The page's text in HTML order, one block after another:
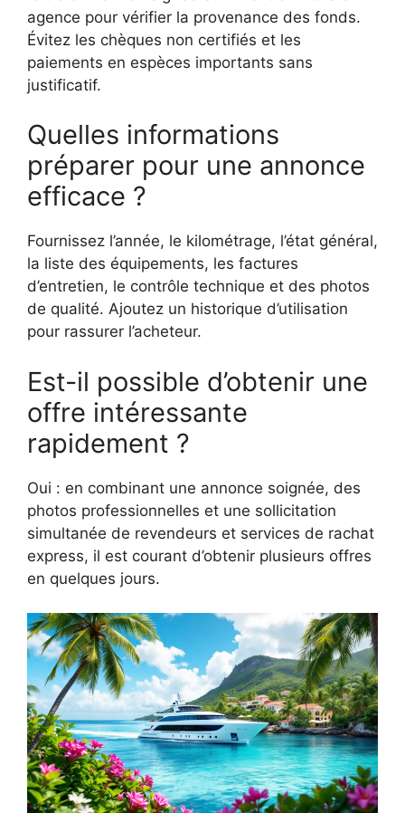
agence pour vérifier la provenance des fonds.
Évitez les chèques non certifiés et les
paiements en espèces importants sans
justificatif.
Quelles informations
préparer pour une annonce
efficace ?
Fournissez l’année, le kilométrage, l’état général,
la liste des équipements, les factures
d’entretien, le contrôle technique et des photos
de qualité. Ajoutez un historique d’utilisation
pour rassurer l’acheteur.
Est-il possible d’obtenir une
offre intéressante
rapidement ?
Oui : en combinant une annonce soignée, des
photos professionnelles et une sollicitation
simultanée de revendeurs et services de rachat
express, il est courant d’obtenir plusieurs offres
en quelques jours.